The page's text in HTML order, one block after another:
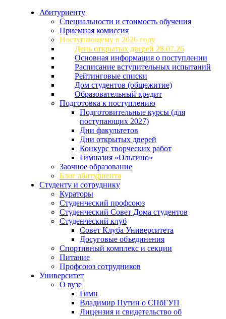
Абитуриенту
Специальности и стоимость обучения
Приемная комиссия
Поступающему в 2026 году
День открытых дверей 28.07.26
Основная информация о поступлении
Расписание вступительных испытаний
Рейтинговые списки
Дом студентов (общежитие)
Образовательный кредит
Подготовка к поступлению
Подготовительные курсы (для
поступающих 2027)
Дни факультетов
Дни открытых дверей
Конкурс творческих работ
Гимназия «Ольгино»
Заочное образование
Блог абитуриента
Студенту и сотруднику
Кураторы
Студенческий профсоюз
Студенческий Совет Дома студентов
Студенческий клуб
Совет Клуба Университета
Досуговые объединения
Спортивный комплекс и секции
Питание
Профсоюз сотрудников
Университет
О вузе
Гимн
Владимир Путин о СПбГУП
Лицензия и свидетельство об